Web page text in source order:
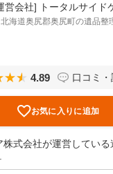
営会社] トータルサイド
北海道奥尻郡奥尻町の遺品整
4.89 口コミ・
お気に入りに追加
株式会社が運営してい